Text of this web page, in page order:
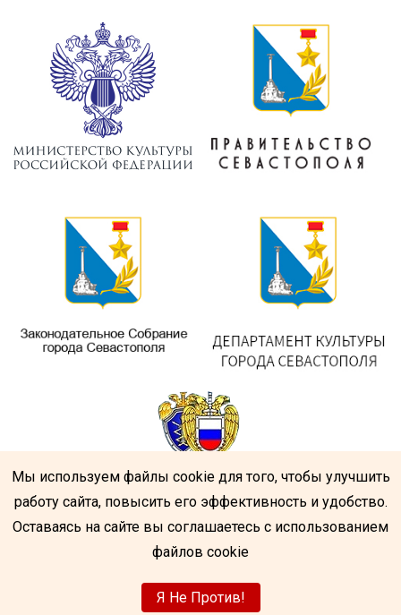
Центр народного творчества |Разработка усатый-гражданин.рф
Мы используем файлы cookie для того, чтобы улучшить
работу сайта, повысить его эффективность и удобство.
Оставаясь на сайте вы соглашаетесь с использованием
файлов cookie
Я Не Против!